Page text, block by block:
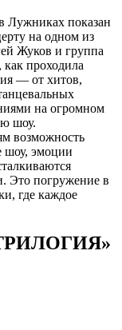
показан
на одном из
Жуков и группа
проходила
— от хитов,
на огромном
шоу.
возможность
шоу, эмоции
Это погружение в
где каждое